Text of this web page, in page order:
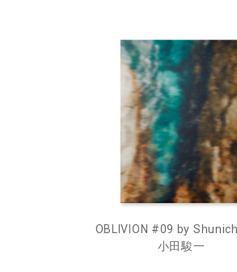
OBLIVION #09 by
小田駿一